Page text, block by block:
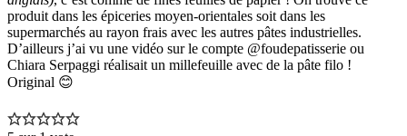
produit dans les épiceries moyen-orientales soit dans les
supermarchés au rayon frais avec les autres pâtes industrielles.
D’ailleurs j’ai vu une vidéo sur le compte @foudepatisserie ou
Chiara Serpaggi réalisait un millefeuille avec de la pâte filo !
Original 😊